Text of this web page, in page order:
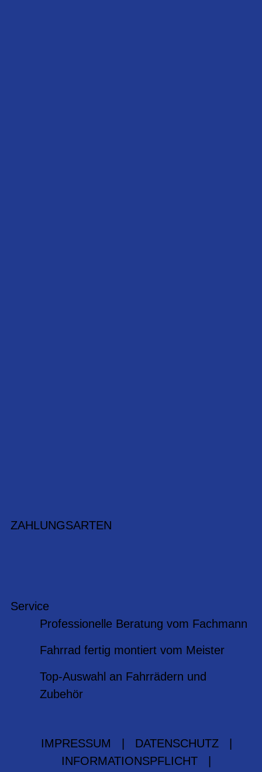
ZAHLUNGSARTEN
Service
Professionelle Beratung vom Fachmann
Fahrrad fertig montiert vom Meister
Top-Auswahl an Fahrrädern und
Zubehör
IMPRESSUM DATENSCHUTZ
INFORMATIONSPFLICHT